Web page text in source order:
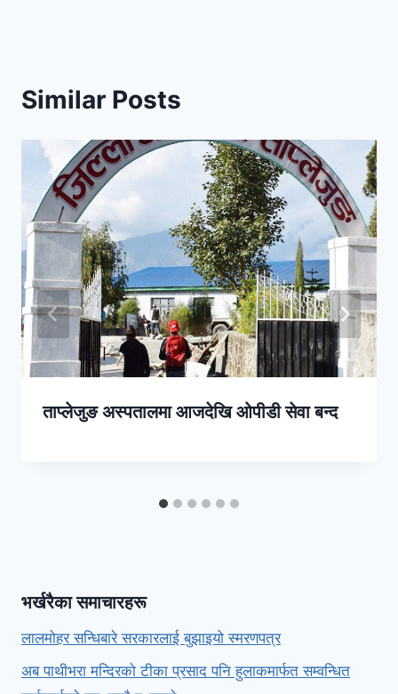
Similar Posts
ताप्लेजुङ अस्पतालमा आजदेखि ओपीडी सेवा बन्द
भर्खरैका समाचारहरू
लालमोहर सन्धिबारे सरकारलाई बुझाइयो स्मरणपत्र
अब पाथीभरा मन्दिरको टीका प्रसाद पनि हुलाकमार्फत सम्वन्धित